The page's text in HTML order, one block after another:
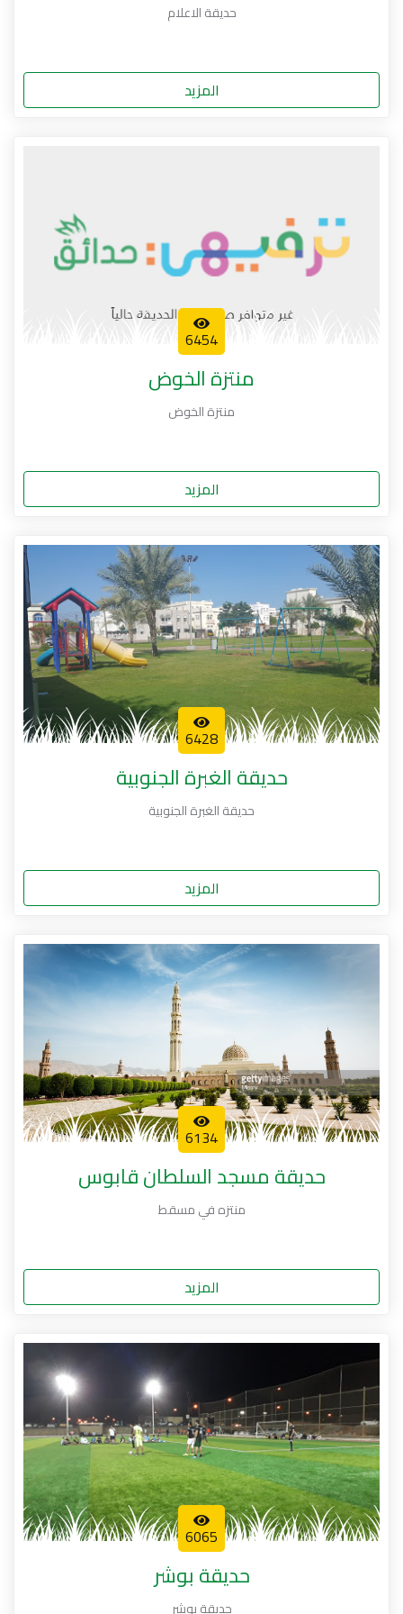
حديقة الاعلام
المزيد
6454
منتزة الخوض
منتزة الخوض
المزيد
6428
حديقة الغبرة الجنوبية
حديقة الغبرة الجنوبية
المزيد
6134
حديقة مسجد السلطان قابوس
منتزه في مسقط
المزيد
6065
حديقة بوشر
حديقة بوشر